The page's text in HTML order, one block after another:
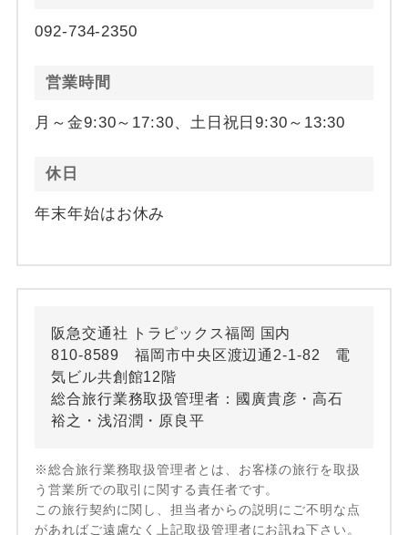
092-734-2350
営業時間
月～金9:30～17:30、土日祝日9:30～13:30
休日
年末年始はお休み
阪急交通社 トラピックス福岡 国内
810-8589 福岡市中央区渡辺通2-1-82 電
気ビル共創館12階
総合旅行業務取扱管理者：國廣貴彦・高石
裕之・浅沼潤・原良平
※総合旅行業務取扱管理者とは、お客様の旅行を取扱
う営業所での取引に関する責任者です。
この旅行契約に関し、担当者からの説明にご不明な点
があればご遠慮なく上記取扱管理者にお訊ね下さい。